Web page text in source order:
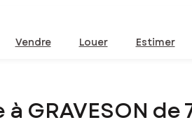
Vendre Louer Estimer
GRAVESON de